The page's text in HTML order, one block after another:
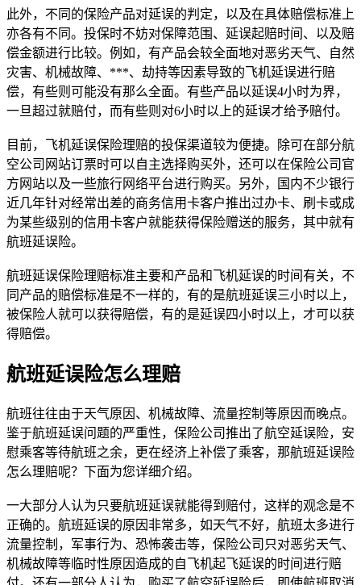
此外，不同的保险产品对延误的判定，以及在具体赔偿标准上
亦各有不同。投保时不妨对保障范围、延误起赔时间、以及赔
偿金额进行比较。例如，有产品会较全面地对恶劣天气、自然
灾害、机械故障、***、劫持等因素导致的飞机延误进行赔
偿，有些则可能没有那么全面。有些产品以延误4小时为界，
一旦超过就赔付，而有些则对6小时以上的延误才给予赔付。
目前，飞机延误保险理赔的投保渠道较为便捷。除可在部分航
空公司网站订票时可以自主选择购买外，还可以在保险公司官
方网站以及一些旅行网络平台进行购买。另外，国内不少银行
近几年针对经常出差的商务信用卡客户推出过办卡、刷卡或成
为某些级别的信用卡客户就能获得保险赠送的服务，其中就有
航班延误险。
航班延误保险理赔标准主要和产品和飞机延误的时间有关，不
同产品的赔偿标准是不一样的，有的是航班延误三小时以上，
被保险人就可以获得赔偿，有的是延误四小时以上，才可以获
得赔偿。
航班延误险怎么理赔
航班往往由于天气原因、机械故障、流量控制等原因而晚点。
鉴于航班延误问题的严重性，保险公司推出了航空延误险，安
慰乘客等待航班之余，更在经济上补偿了乘客，那航班延误险
怎么理赔呢？下面为您详细介绍。
一大部分人认为只要航班延误就能得到赔付，这样的观念是不
正确的。航班延误的原因非常多，如天气不好，航班太多进行
流量控制，军事行为、恐怖袭击等，保险公司只对恶劣天气、
机械故障等临时性原因造成的自飞机起飞延误的时间进行赔